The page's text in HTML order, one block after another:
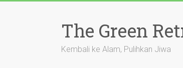
The Green
Kembali ke Alam, Pulihkan Jiwa